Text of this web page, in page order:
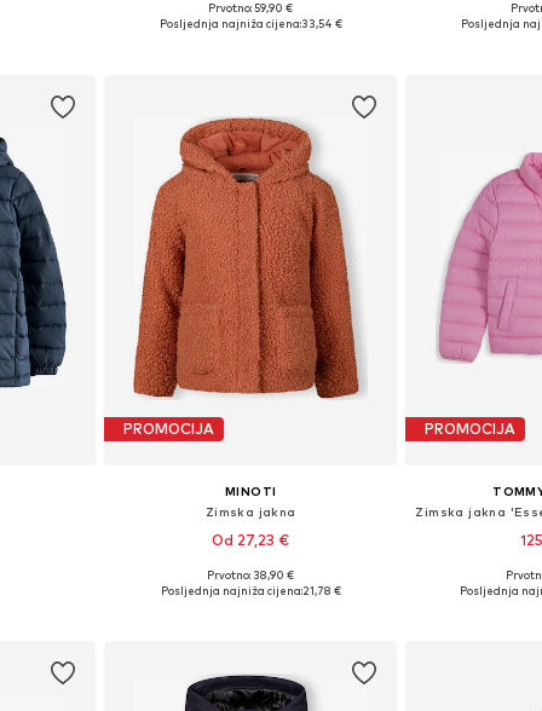
Dostupno u više veličina
Prvotno: 59,90 €
Posljednja najniža cijena:33,54 €
Dostupno
Posljednja
PROMOCIJA
MINOTI
Zimska jakna
Od 27,23 €
Dostupno u više veličina
Prvotno: 38,90 €
Posljednja najniža cijena:21,78 €
PROMOCIJA
Dostupno
Posljednja